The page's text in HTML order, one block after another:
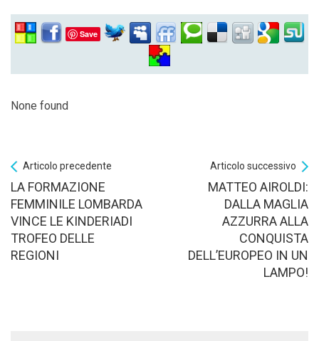
Save
None found
Articolo precedente
LA FORMAZIONE
FEMMINILE LOMBARDA
VINCE LE KINDERIADI
TROFEO DELLE
REGIONI
Articolo successivo
MATTEO AIROLDI:
DALLA MAGLIA
AZZURRA ALLA
CONQUISTA
DELL’EUROPEO IN UN
LAMPO!